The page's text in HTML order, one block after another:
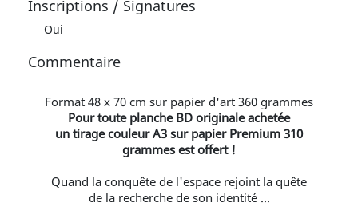
Inscriptions / Signatures
Oui
Commentaire
Format 48 x 70 cm sur papier d'art 360 grammes
Pour toute planche BD originale achetée
un tirage couleur A3 sur papier Premium 310
grammes est offert !
Quand la conquête de l'espace rejoint la quête
de la recherche de son identité ...